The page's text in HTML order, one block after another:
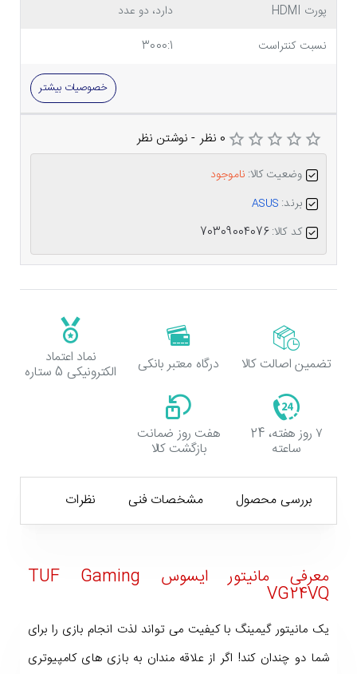
پورت HDMI
دارد، دو عدد
نسبت کنتراست
3000:1
خصوصیات بیشتر
وضعیت کالا: ناموجود
برند: ASUS
کد کالا:70309004076
0 نظر - نوشتن نظر
تضمین اصالت کالا
۷ روز هفته، 24
ساعته
درگاه معتبر بانکی
هفت روز ضمانت
بازگشت کالا
نماد اعتماد
الکترونیکی 5 ستاره
بررسی محصول مشخصات فنی نظرات
معرفی مانیتور ایسوس TUF Gaming
VG24VQ
یک مانیتور گیمینگ با کیفیت می تواند لذت انجام بازی را برای
شما دو چندان کند! اگر از علاقه مندان به بازی های کامپیوتری